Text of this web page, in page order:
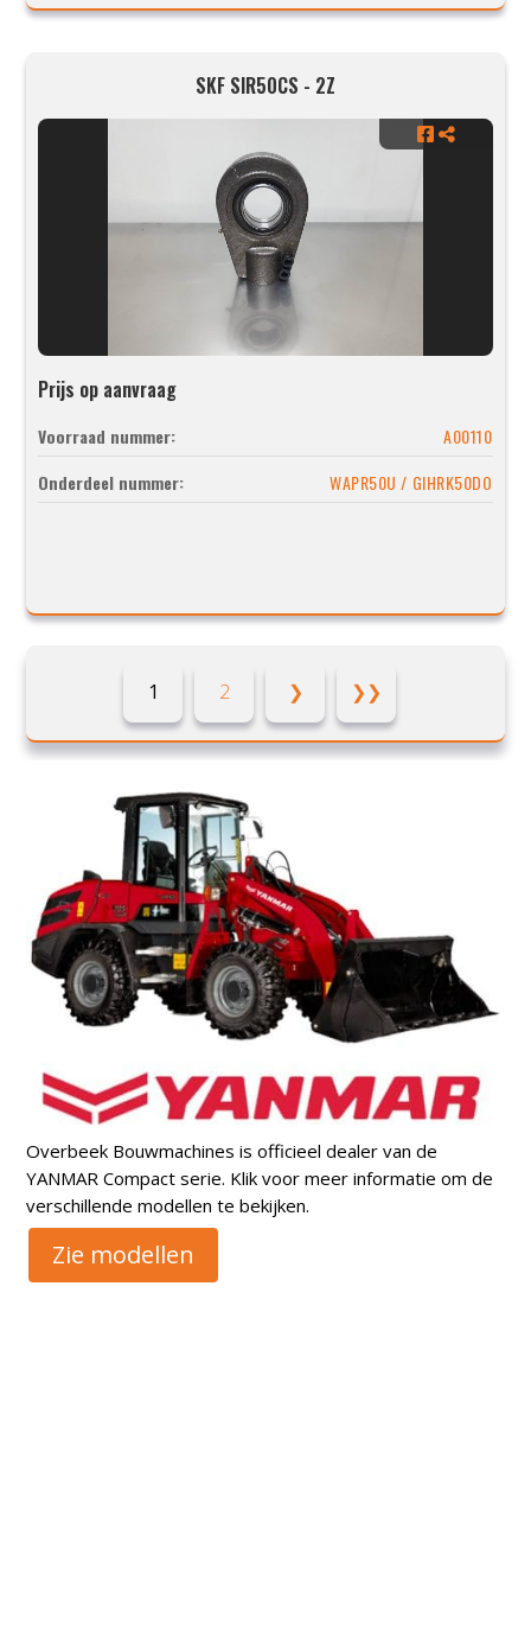
SKF SIR50CS - 2Z
Prijs op aanvraag
Voorraad nummer:
A00110
Onderdeel nummer:
WAPR50U / GIHRK50DO
1 2 ❯ ❯❯
Overbeek Bouwmachines is officieel dealer van de
YANMAR Compact serie. Klik voor meer informatie om de
verschillende modellen te bekijken.
Zie modellen